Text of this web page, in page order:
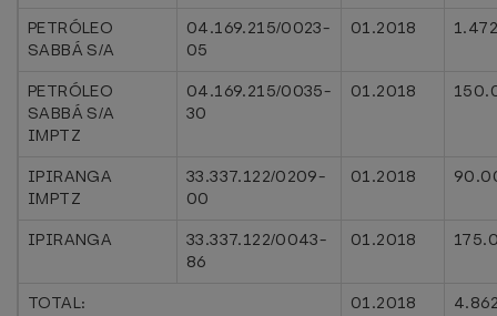
PETRÓLEO
SABBÁ S/A
04.169.215/0023-
05
01.2018
PETRÓLEO
SABBÁ S/A
IMPTZ
04.169.215/0035-
30
01.2018
IPIRANGA
IMPTZ
33.337.122/0209-
00
01.2018
IPIRANGA
33.337.122/0043-
86
01.2018
TOTAL: 01.2018